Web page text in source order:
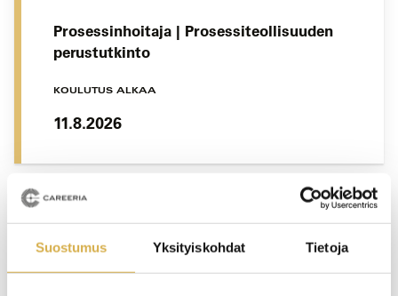
Suostumus Yksityiskohdat Tietoja
Prosessinhoitaja | Prosessiteollisuuden
perustutkinto
KOULUTUS ALKAA
11.8.2026
KERAVA